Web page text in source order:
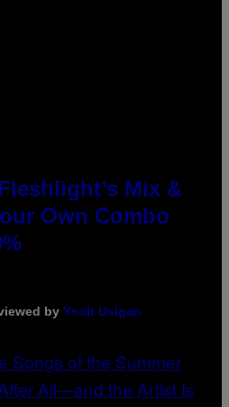
Mix &
Own Combo
by Ysolt Usigan